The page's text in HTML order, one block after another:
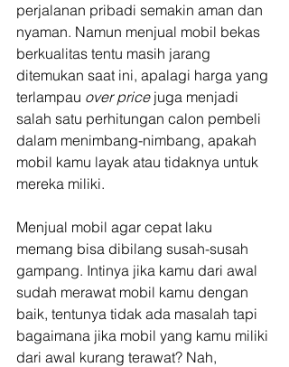
perjalanan pribadi semakin aman dan
nyaman. Namun menjual mobil bekas
berkualitas tentu masih jarang
ditemukan saat ini, apalagi harga yang
terlampau over price juga menjadi
salah satu perhitungan calon pembeli
dalam menimbang-nimbang, apakah
mobil kamu layak atau tidaknya untuk
mereka miliki.
Menjual mobil agar cepat laku
memang bisa dibilang susah-susah
gampang. Intinya jika kamu dari awal
sudah merawat mobil kamu dengan
baik, tentunya tidak ada masalah tapi
bagaimana jika mobil yang kamu miliki
dari awal kurang terawat? Nah,